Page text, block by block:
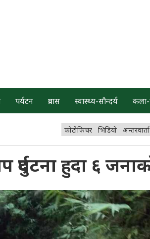
पर्यटन प्रवास स्वास्थ्य-सौन्दर्य कला-
फोटोफिचर भिडियो अन्तरवार्ता
हुदा ६